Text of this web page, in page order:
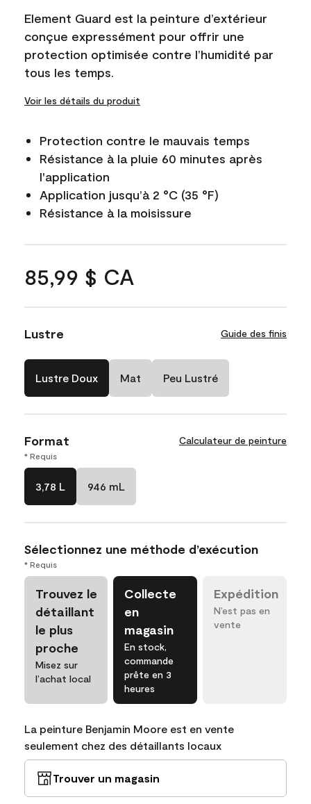
Element Guard est la peinture d’extérieur
conçue expressément pour offrir une
protection optimisée contre l’humidité par
tous les temps.
Voir les détails du produit
Protection contre le mauvais temps
Résistance à la pluie 60 minutes après
l'application
Application jusqu’à 2 °C (35 °F)
Résistance à la moisissure
85,99 $ CA
Lustre Guide des finis
Lustre Doux Mat Peu Lustré
Format Calculateur de peinture
* Requis
3,78 L 946 mL
Sélectionnez une méthode d’exécution
* Requis
Trouvez le
détaillant
le plus
proche
Misez sur
l’achat local
Collecte
en
magasin
En stock,
commande
prête en 3
heures
Expédition
N’est pas en
vente
La peinture Benjamin Moore est en vente
seulement chez des détaillants locaux
Trouver un magasin